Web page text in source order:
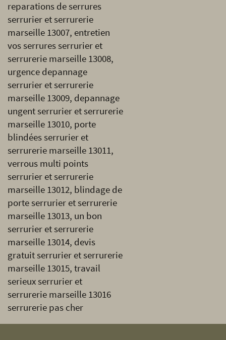
reparations de serrures
serrurier et serrurerie
marseille 13007, entretien
vos serrures serrurier et
serrurerie marseille 13008,
urgence depannage
serrurier et serrurerie
marseille 13009, depannage
ungent serrurier et serrurerie
marseille 13010, porte
blindées serrurier et
serrurerie marseille 13011,
verrous multi points
serrurier et serrurerie
marseille 13012, blindage de
porte serrurier et serrurerie
marseille 13013, un bon
serrurier et serrurerie
marseille 13014, devis
gratuit serrurier et serrurerie
marseille 13015, travail
serieux serrurier et
serrurerie marseille 13016
serrurerie pas cher